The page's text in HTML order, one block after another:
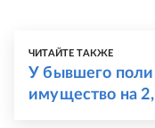
ЧИТАЙТЕ ТАКЖЕ
У бывшего
имущество на